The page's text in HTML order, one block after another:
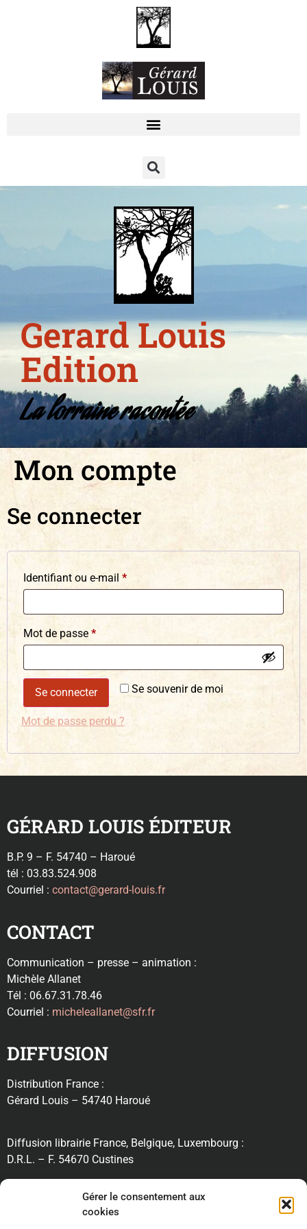
Gérer le consentement aux
cookies
Gerard Louis
Edition
La lorraine racontée
Mon compte
Se connecter
Identifiant ou e-mail *
Mot de passe *
Se souvenir de moi
Se connecter
Mot de passe perdu ?
GÉRARD LOUIS ÉDITEUR
B.P. 9 – F. 54740 – Haroué
tél : 03.83.524.908
Courriel : contact@gerard-louis.fr
CONTACT
Communication – presse – animation :
Michèle Allanet
Tél : 06.67.31.78.46
Courriel : micheleallanet@sfr.fr
DIFFUSION
Distribution France :
Gérard Louis – 54740 Haroué
Diffusion librairie France, Belgique, Luxembourg :
D.R.L. – F. 54670 Custines
RECHERCHE